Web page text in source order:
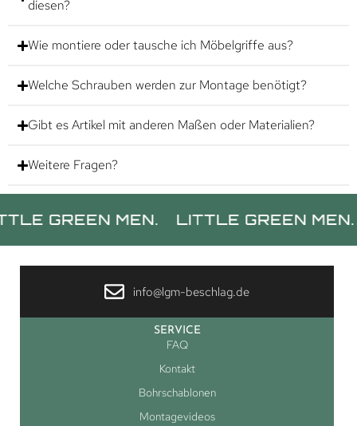
diesen?
Wie montiere oder tausche ich Möbelgriffe aus?
Welche Schrauben werden zur Montage benötigt?
Gibt es Artikel mit anderen Maßen oder Materialien?
Weitere Fragen?
MEN. LITTLE GREEN MEN.
info@lgm-beschlag.de
SERVICE
FAQ
Kontakt
Bohrschablonen
Montagevideos